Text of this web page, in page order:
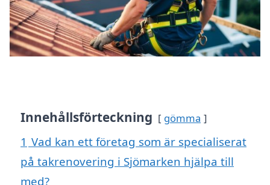
Innehållsförteckning gömma
1 Vad kan ett företag som är specialiserat
på takrenovering i Sjömarken hjälpa till
med?